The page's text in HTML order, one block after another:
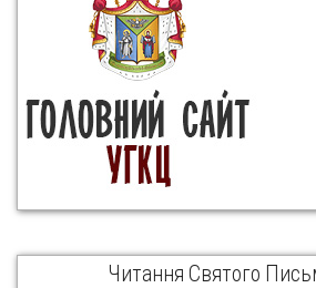
Читання Святого